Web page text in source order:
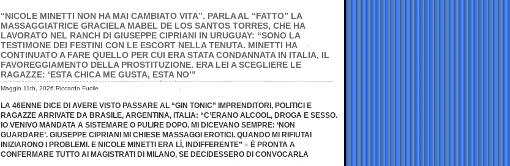
“NICOLE MINETTI NON HA MAI CAMBIATO VITA”. PARLA AL “FATTO” LA
MASSAGGIATRICE GRACIELA MABEL DE LOS SANTOS TORRES, CHE HA
LAVORATO NEL RANCH DI GIUSEPPE CIPRIANI IN URUGUAY: “SONO LA
TESTIMONE DEI FESTINI CON LE ESCORT NELLA TENUTA. MINETTI HA
CONTINUATO A FARE QUELLO PER CUI ERA STATA CONDANNATA IN ITALIA, IL
FAVOREGGIAMENTO DELLA PROSTITUZIONE. ERA LEI A SCEGLIERE LE
RAGAZZE: ‘ESTA CHICA ME GUSTA, ESTA NO’”
Maggio 11th, 2026 Riccardo Fucile
LA 46ENNE DICE DI AVERE VISTO PASSARE AL “GIN TONIC” IMPRENDITORI, POLITICI E
RAGAZZE ARRIVATE DA BRASILE, ARGENTINA, ITALIA: “C’ERANO ALCOOL, DROGA E SESSO.
IO VENIVO MANDATA A SISTEMARE O PULIRE DOPO. MI DICEVANO SEMPRE: ‘NON
GUARDARE’. GIUSEPPE CIPRIANI MI CHIESE MASSAGGI EROTICI. QUANDO MI RIFIUTAI
INIZIARONO I PROBLEMI. E NICOLE MINETTI ERA LÌ, INDIFFERENTE” – È PRONTA A
CONFERMARE TUTTO AI MAGISTRATI DI MILANO, SE DECIDESSERO DI CONVOCARLA